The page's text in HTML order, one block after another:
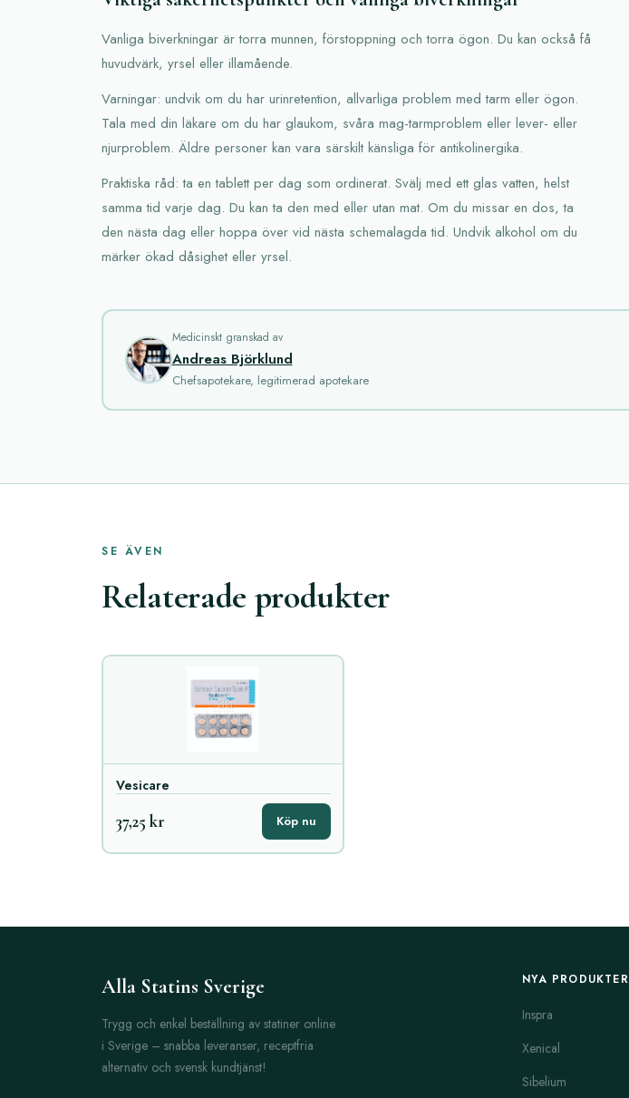
Vanliga biverkningar är torra munnen, förstoppning och torra ögon. Du kan också få
huvudvärk, yrsel eller illamående.
Varningar: undvik om du har urinretention, allvarliga problem med tarm eller ögon.
Tala med din läkare om du har glaukom, svåra mag-tarmproblem eller lever- eller
njurproblem. Äldre personer kan vara särskilt känsliga för antikolinergika.
Praktiska råd: ta en tablett per dag som ordinerat. Svälj med ett glas vatten, helst
samma tid varje dag. Du kan ta den med eller utan mat. Om du missar en dos, ta
den nästa dag eller hoppa över vid nästa schemalagda tid. Undvik alkohol om du
märker ökad dåsighet eller yrsel.
Medicinskt granskad av
Andreas Björklund
Chefsapotekare, legitimerad apotekare
SE ÄVEN
Relaterade produkter
Vesicare
37,25 kr Köp nu
Alla Statins Sverige
Trygg och enkel beställning av statiner online
i Sverige – snabba leveranser, receptfria
alternativ och svensk kundtjänst!
NYA PRODUKTER
Inspra
Xenical
Sibelium